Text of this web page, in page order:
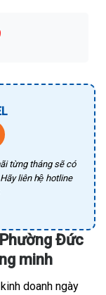
từng tháng sẽ có
liên hệ hotline
Đức
minh
doanh ngày